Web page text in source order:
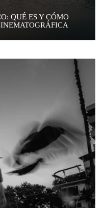
QUÉ ES Y CÓMO